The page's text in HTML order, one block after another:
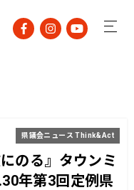
のる』タウンミ
年第3回定例県
県議会ニュース Think&Act